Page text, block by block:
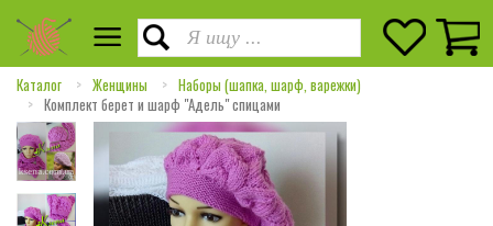
Каталог Женщины
Наборы (шапка, шарф, варежки)
Комплект берет и шарф "Адель" спицами